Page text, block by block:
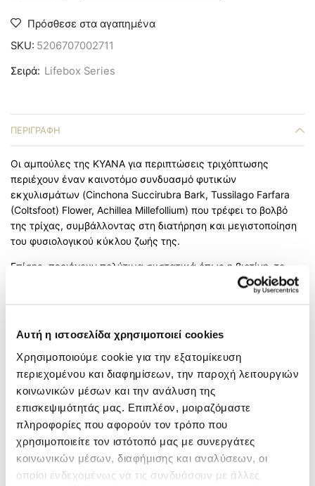
Αυτή η ιστοσελίδα χρησιμοποιεί cookies
Χρησιμοποιούμε cookie για την εξατομίκευση
περιεχομένου και διαφημίσεων, την παροχή λειτουργιών
κοινωνικών μέσων και την ανάλυση της
επισκεψιμότητάς μας. Επιπλέον, μοιραζόμαστε
πληροφορίες που αφορούν τον τρόπο που
χρησιμοποιείτε τον ιστότοπό μας με συνεργάτες
κοινωνικών μέσων, διαφήμισης και αναλύσεων, οι
οποίοι ενδεχομένως να τις συνδυάσουν με άλλες
Πρόσθεσε στα αγαπημένα
SKU: 5206707002711
Σειρά: Lifebox Series
ΠΕΡΙΓΡΑΦΉ
Οι αμπούλες της ΚΥΑΝΑ για περιπτώσεις τριχόπτωσης
περιέχουν έναν καινοτόμο συνδυασμό φυτικών
εκχυλισμάτων (Cinchona Succirubra Bark, Tussilago Farfara
(Coltsfoot) Flower, Achillea Millefollium) που τρέφει το βολβό
της τρίχας, συμβάλλοντας στη διατήρηση και μεγιστοποίηση
του φυσιολογικού κύκλου ζωής της.
Επίσης, περιέχουν πολύτιμα συστατικά όπως η βιοτίνη, το
νικοτιναμίδιο, η προβιταμίνη Β5 και ιχνοστοιχεία μετάλλων,
που παίζουν σημαντικό ρόλο στην υγιή ανάπτυξη της τρίχας.
μαλλιά. Κάντε απαλό μασάζ στις ρίζες χωρίς να ξεβγάλετε.
Χρησιμοποιήστε 2-3 φορές την εβδομάδα.
* Το προϊόν δεν αναφέρεται στην παθολογική τριχόπτωση για
την οποία είναι απαραίτητα η συμβουλή ιατρού-
δερματολόγου.
ΕΠΙΠΛΈΟΝ ΠΛΗΡΟΦΟΡΊΕΣ